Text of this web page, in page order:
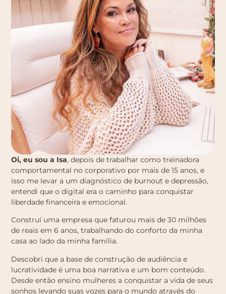
Oi, eu sou a Isa, depois de trabalhar como treinadora
comportamental no corporativo por mais de 15 anos, e
isso me levar a um diagnóstico de burnout e depressão,
entendi que o digital era o caminho para conquistar
liberdade financeira e emocional.
Construí uma empresa que faturou mais de 30 milhões
de reais em 6 anos, trabalhando do conforto da minha
casa ao lado da minha família.
Descobri que a base de construção de audiência e
lucratividade é uma boa narrativa e um bom conteúdo.
Desde então ensino mulheres a conquistar a vida de seus
sonhos levando suas vozes para o mundo através do